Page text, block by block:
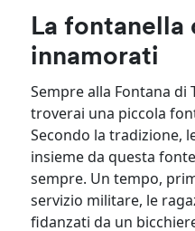
La fontanella
innamorati
Sempre alla Fontana di
troverai una piccola
Secondo la tradizione,
insieme da questa
sempre. Un tempo,
servizio militare, le
fidanzati da un